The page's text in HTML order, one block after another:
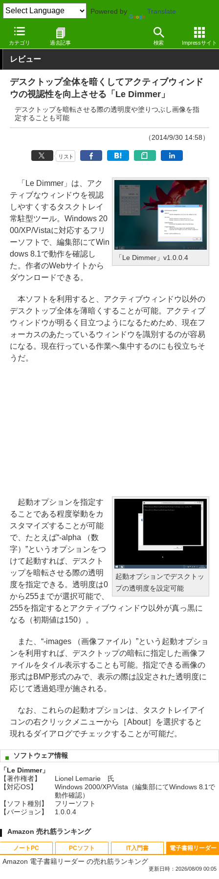
Powered by Translate
カテゴリ 過去記事 検索 Impressサイト
窓の杜 システム・ファイル Windows
レビュー
デスクトップ全体を暗くしてアクティブウィンド
ウの視認性を向上させる「Le Dimmer」
デスクトップを暗転させる際の透明度や塗りつぶし画像を指
定することも可能
（2014/9/30 14:58）
リスト
「Le Dimmer」v1.0.0.4
「Le Dimmer」は、アク
ティブなウィンドウを視認
しやすくするタスクトレイ
常駐型ツール。Windows 20
00/XP/Vistaに対応するフリ
ーソフトで、編集部にてWin
dows 8.1で動作を確認し
た。作者のWebサイトから
ダウンロードできる。
本ソフトを利用すると、アクティブウィンドウ以外の
デスクトップ全体を薄暗くすることが可能。アクティブ
ウィンドウが明るく目立つようになるためため、現在フ
ォーカスのあたっているウィンドウを識別するのが容易
になる。現在行っている作業へ集中するのにも役立ちそ
うだ。
起動オプションでデスクトッ
プの透明度を設定可能
起動オプションを指定す
ることである程度挙動をカ
スタマイズすることが可能
で、たとえば“-alpha （数
字）”というオプションをつ
けて起動すれば、デスクト
ップを暗転させる際の透明
度を指定できる。透明度は0
から255までが選択可能で、
255を指定するとアクティブウィンドウ以外が真っ黒に
なる（初期値は150）。
また、“-images （画像ファイル）”という起動オプショ
ンを利用すれば、デスクトップの暗転に指定した画像フ
ァイルをタイル表示することも可能。指定できる画像の
形式はBMP形式のみで、表示の際は設定された透明度に
応じて透過処理が施される。
なお、これらの起動オプションは、タスクトレイアイ
コンの右クリックメニューから［About］を選択すると
現れるダイアログでチェックすることが可能だ。
ソフトウェア情報
「Le Dimmer」
【著作権者】
Lionel Lemarie 氏
【対応OS】
Windows 2000/XP/Vista（編集部にてWindows 8.1で
動作確認）
【ソフト種別】
フリーソフト
【バージョン】
1.0.0.4
Amazon 売れ筋ランキング
ノートPC PCソフト IT入門書 電子書籍リーダー
Amazon 電子書籍リーダー の売れ筋ランキング
更新日時：2026/08/09 00:05